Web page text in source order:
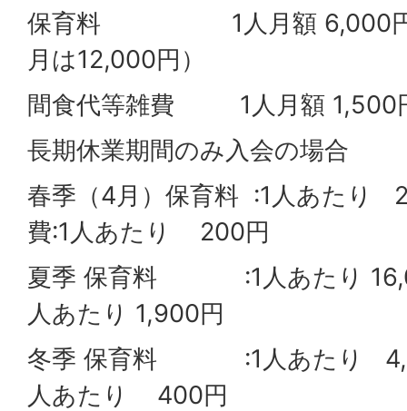
保育料 1人月額 6,000円（
月は12,000円）
間食代等雑費 1人月額 1,500
長期休業期間のみ入会の場合
春季（4月）保育料 :1人あたり
費:1人あたり 200円
夏季 保育料 :1人あたり
人あたり 1,900円
冬季 保育料 :1人あたり
人あたり 400円